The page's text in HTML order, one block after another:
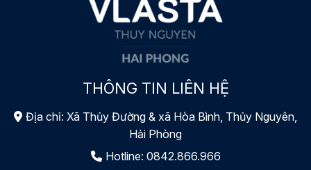
THÔNG TIN LIÊN HỆ
Địa chỉ: Xã Thủy Đường & xã Hòa Bình, Thủy Nguyên,
Hải Phòng
Hotline: 0842.866.966